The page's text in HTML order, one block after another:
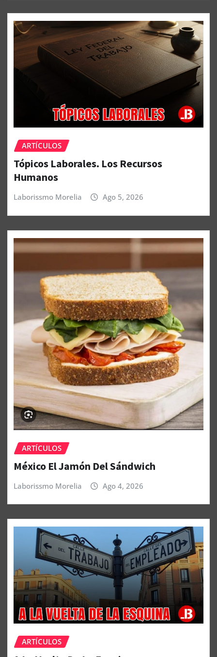
ARTÍCULOS
Tópicos Laborales. Los Recursos
Humanos
Laborissmo Morelia Ago 5, 2026
ARTÍCULOS
México El Jamón Del Sándwich
Laborissmo Morelia Ago 4, 2026
ARTÍCULOS